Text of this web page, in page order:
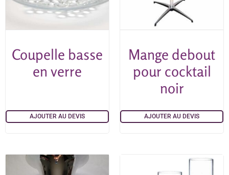
Coupelle basse
en verre
AJOUTER AU DEVIS
Mange debout
pour cocktail
noir
AJOUTER AU DEVIS